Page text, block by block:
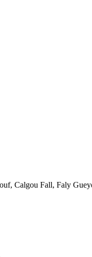
Calgou Fall, Faly